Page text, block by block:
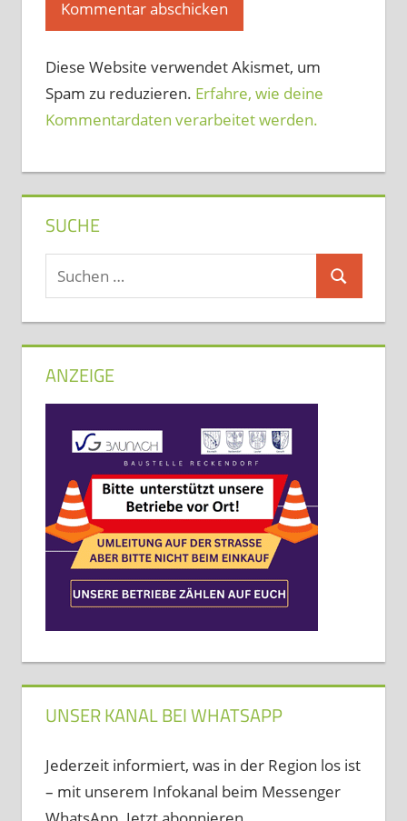
Diese Website verwendet Akismet, um
Spam zu reduzieren. Erfahre, wie deine
Kommentardaten verarbeitet werden.
SUCHE
Suchen
nach:
Suchen
ANZEIGE
UNSER KANAL BEI WHATSAPP
Jederzeit informiert, was in der Region los ist
– mit unserem Infokanal beim Messenger